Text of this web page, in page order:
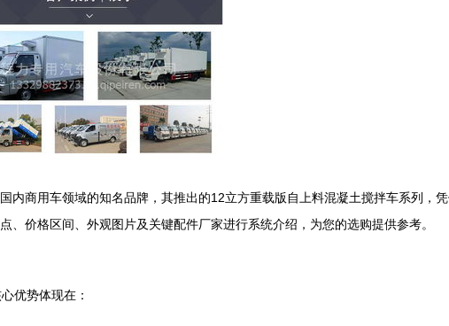
商用车领域的知名品牌，其推出的12立方重载版自上料混凝土搅拌车系列，
价格区间、外观图片及关键配件厂家进行系统介绍，为您的选购提供参考。
优势体现在：